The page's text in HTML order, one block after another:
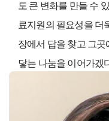
도 큰 변화를 만들 수
료지원의 필요성을 더
장에서 답을 찾고 그곳
닿는 나눔을 이어가겠